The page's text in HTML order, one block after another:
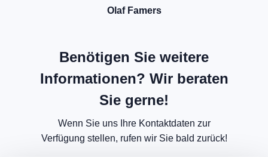
Olaf Famers
Benötigen Sie weitere
Informationen? Wir beraten
Sie gerne!
Wenn Sie uns Ihre Kontaktdaten zur
Verfügung stellen, rufen wir Sie bald zurück!